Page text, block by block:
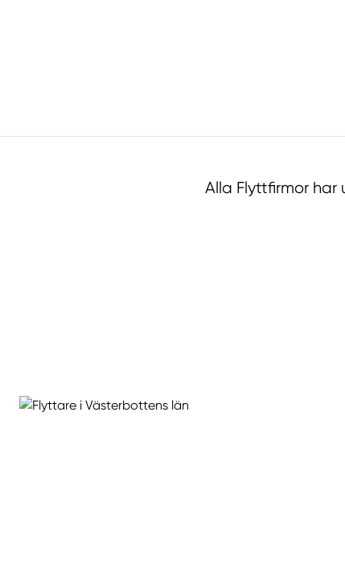
Alla Flyttfirmor